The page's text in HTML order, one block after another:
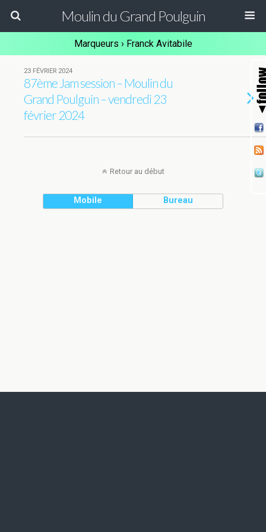
Moulin du Grand Poulguin
Marqueurs › Franck Avitabile
23 FÉVRIER 2024
87ème Jam session – Moulin du
Grand Poulguin – vendredi 23
février 2024
Retour au début
Mobile Bureau